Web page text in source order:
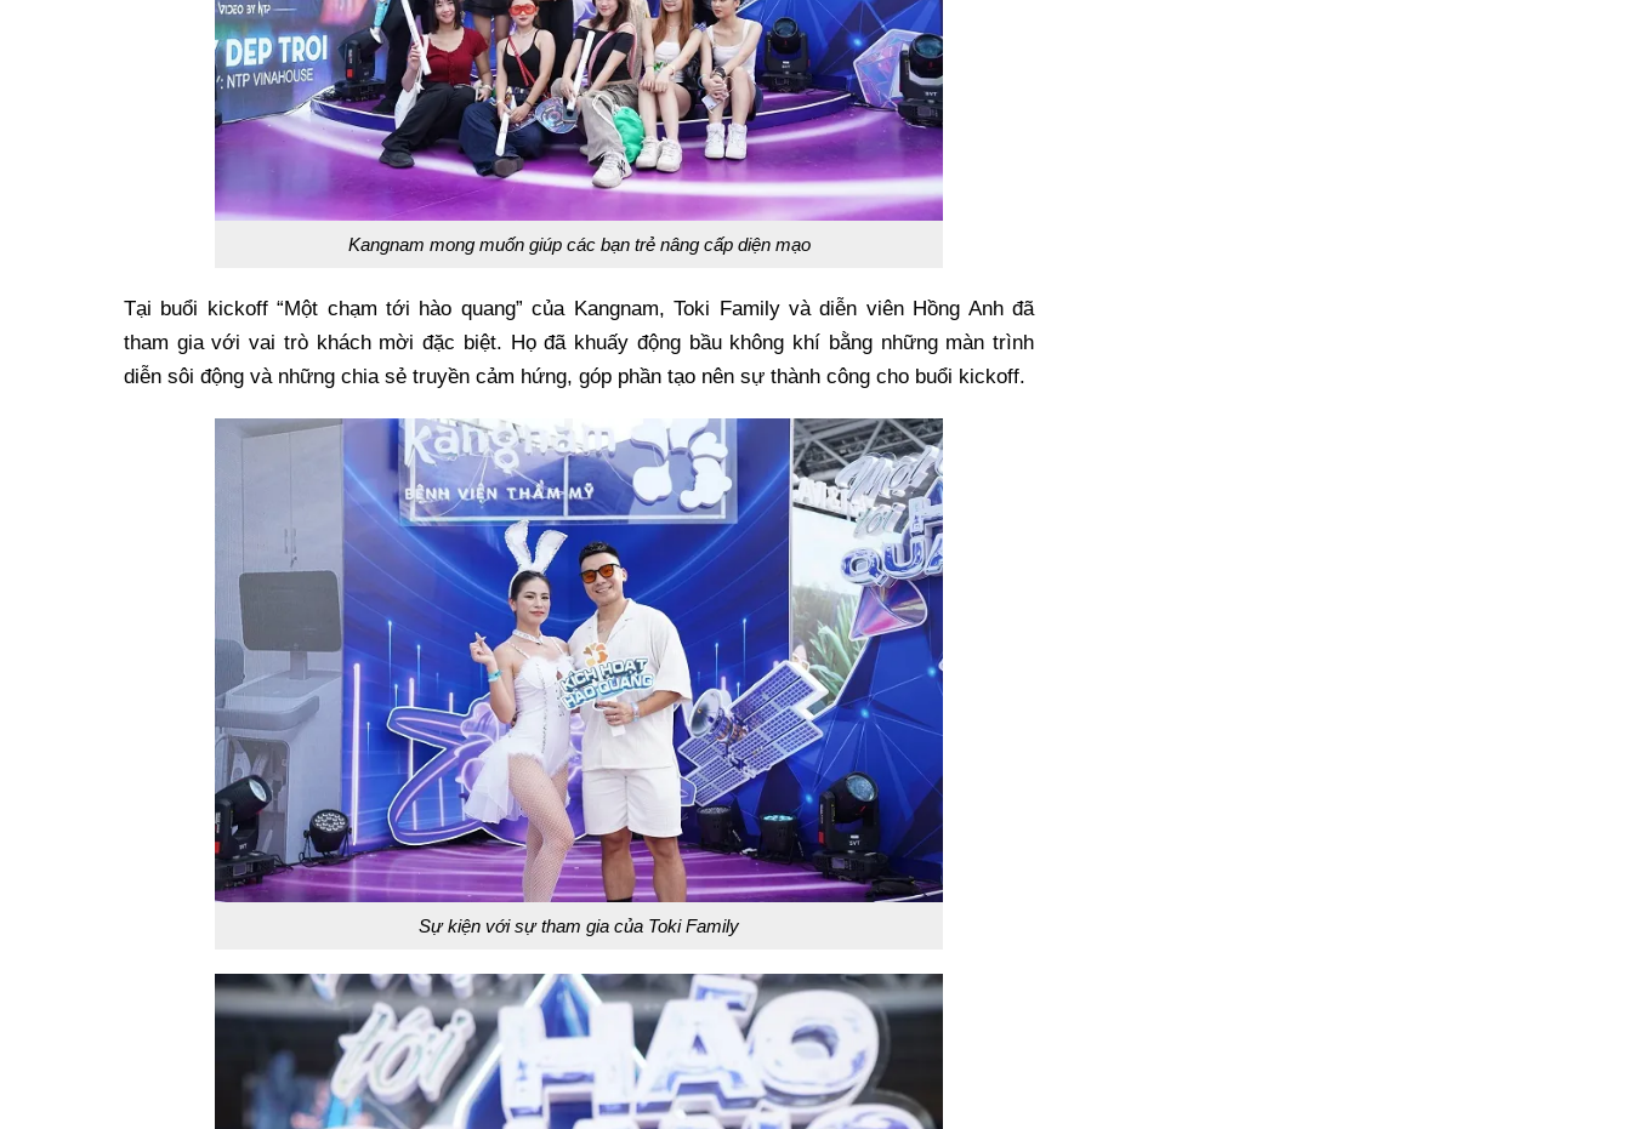
Kangnam mong muốn giúp các bạn trẻ nâng cấp diện mạo
Tại buổi kickoff “Một chạm tới hào quang” của Kangnam, Toki Family và diễn viên Hồng Anh đã
tham gia với vai trò khách mời đặc biệt. Họ đã khuấy động bầu không khí bằng những màn trình
diễn sôi động và những chia sẻ truyền cảm hứng, góp phần tạo nên sự thành công cho buổi kickoff.
Sự kiện với sự tham gia của Toki Family